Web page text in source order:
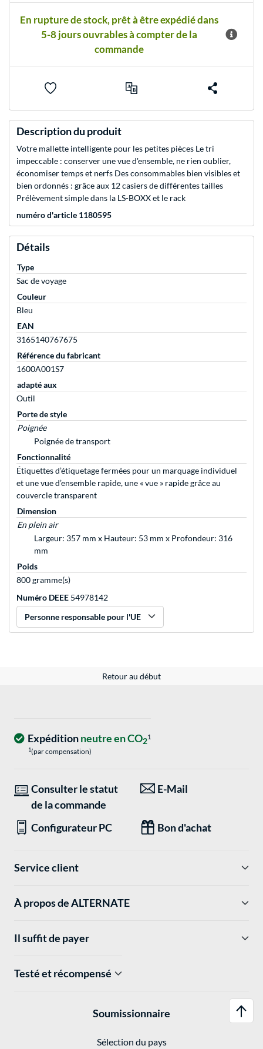
En rupture de stock, prêt à être expédié dans
5-8 jours ouvrables à compter de la
commande
Description du produit
Votre mallette intelligente pour les petites pièces Le tri
impeccable : conserver une vue d'ensemble, ne rien oublier,
économiser temps et nerfs Des consommables bien visibles et
bien ordonnés : grâce aux 12 casiers de différentes tailles
Prélèvement simple dans la LS-BOXX et le rack
numéro d'article 1180595
Détails
Type
Sac de voyage
Couleur
Bleu
EAN
3165140767675
Référence du fabricant
1600A001S7
adapté aux
Outil
Porte de style
Poignée
Poignée de transport
Fonctionnalité
Étiquettes d’étiquetage fermées pour un marquage individuel
et une vue d’ensemble rapide, une « vue » rapide grâce au
couvercle transparent
Dimension
En plein air
Largeur: 357 mm x Hauteur: 53 mm x Profondeur: 316
mm
Poids
800 gramme(s)
Numéro DEEE 54978142
Personne responsable pour l'UE
Retour au début
Expéditionneutre en CO21
1(par compensation)
Consulter le statut
de la commande
E-Mail
Configurateur PC Bon d'achat
Service client
À propos de ALTERNATE
Il suffit de payer
Testé et récompensé
Soumissionnaire
Sélection du pays